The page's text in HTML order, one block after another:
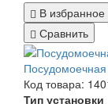
В избранное
Сравнить
Код товара:
Тип установки